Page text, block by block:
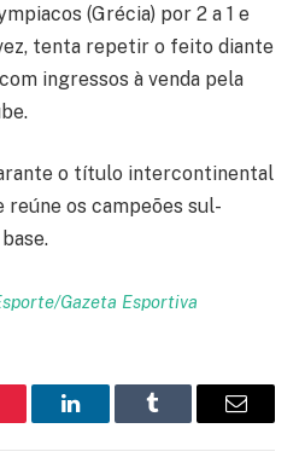
(Grécia) por 2 a 1 e
tenta repetir o feito diante
ingressos à venda pela
o título intercontinental
os campeões sul-
Gazeta Esportiva
LinkedInTumblr Email